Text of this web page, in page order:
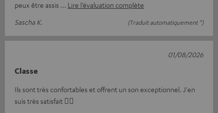
peux être assis
Lire l’évaluation complète
Sascha K.
(Traduit automatiquement *)
Classe
Ils sont très confortables et offrent un son exceptionnel. J'en
suis très satisfait 👍🏻
01/08/2026